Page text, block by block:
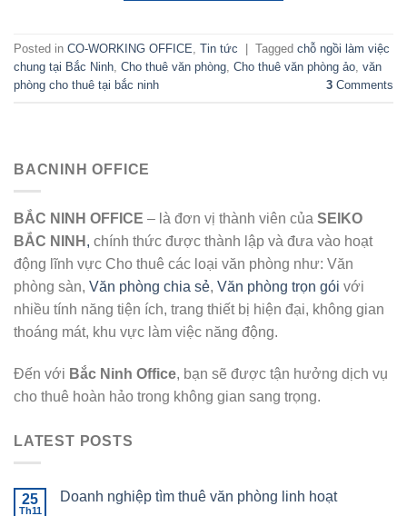
Posted in CO-WORKING OFFICE Tin tức Tagged chỗ ngồi làm việc
chung tại Bắc Ninh Cho thuê văn phòng Cho thuê văn phòng ảo văn
phòng cho thuê tại bắc ninh
3 Comments
BACNINH OFFICE
BẮC NINH OFFICE – là đơn vị thành viên của SEIKO
BẮC NINH , chính thức được thành lập và đưa vào hoạt
động lĩnh vực Cho thuê các loại văn phòng như: Văn
phòng sàn, Văn phòng chia sẻ, Văn phòng trọn gói với
nhiều tính năng tiện ích, trang thiết bị hiện đại, không gian
thoáng mát, khu vực làm việc năng động.
Đến với Bắc Ninh Office, bạn sẽ được tận hưởng dịch vụ
cho thuê hoàn hảo trong không gian sang trọng.
LATEST POSTS
25
Th11
Doanh nghiệp tìm thuê văn phòng linh hoạt